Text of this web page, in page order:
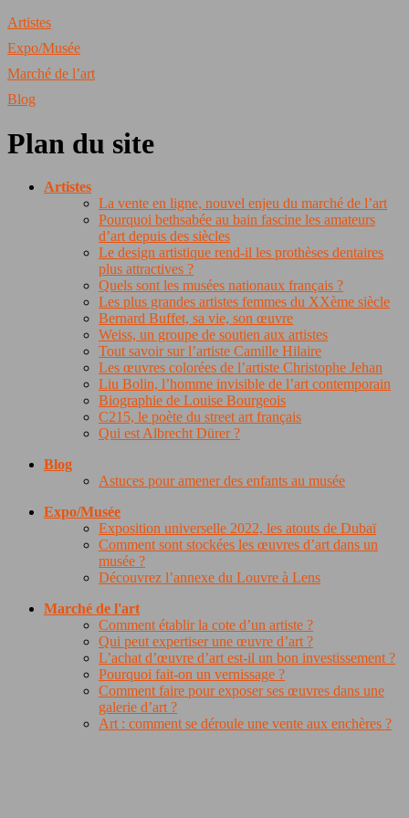
Artistes
Expo/Musée
Marché de l’art
Blog
Plan du site
Artistes
La vente en ligne, nouvel enjeu du marché de l’art
Pourquoi bethsabée au bain fascine les amateurs
d’art depuis des siècles
Le design artistique rend-il les prothèses dentaires
plus attractives ?
Quels sont les musées nationaux français ?
Les plus grandes artistes femmes du XXème siècle
Bernard Buffet, sa vie, son œuvre
Weiss, un groupe de soutien aux artistes
Tout savoir sur l’artiste Camille Hilaire
Les œuvres colorées de l’artiste Christophe Jehan
Liu Bolin, l’homme invisible de l’art contemporain
Biographie de Louise Bourgeois
C215, le poète du street art français
Qui est Albrecht Dürer ?
Blog
Astuces pour amener des enfants au musée
Expo/Musée
Exposition universelle 2022, les atouts de Dubaï
Comment sont stockées les œuvres d’art dans un
musée ?
Découvrez l’annexe du Louvre à Lens
Marché de l'art
Comment établir la cote d’un artiste ?
Qui peut expertiser une œuvre d’art ?
L’achat d’œuvre d’art est-il un bon investissement ?
Pourquoi fait-on un vernissage ?
Comment faire pour exposer ses œuvres dans une
galerie d’art ?
Art : comment se déroule une vente aux enchères ?